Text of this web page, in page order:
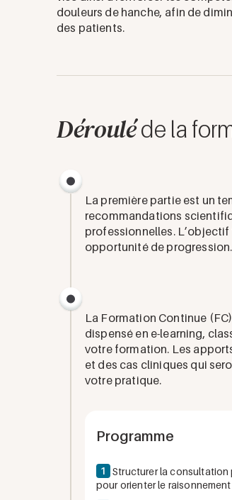
douleurs de hanche, afin de
des patients.
Dérouléde la
La première partie est un
recommandations
professionnelles.
opportunité de progression.
La Formation Continue
dispensé en e-learning,
votre formation. Les
et des cas cliniques qui
votre pratique.
Programme
1
Structurer la consultation
pour orienter le